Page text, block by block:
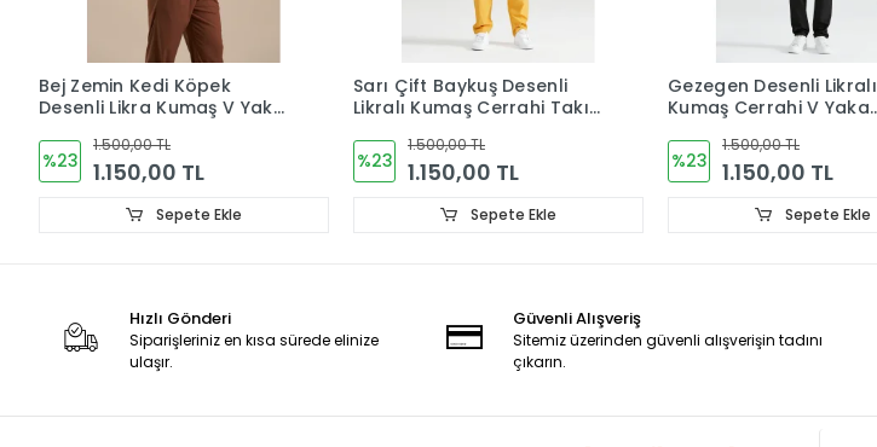
Bej Zemin Kedi Köpek
Desenli Likra Kumaş V Yaka
%23
1.500,00 TL
1.150,00 TL
Sepete Ekle
Sarı Çift Baykuş Desenli
Likralı Kumaş Cerrahi Takım
%23
1.500,00 TL
1.150,00 TL
Sepete Ekle
Gezegen Desenli Likralı
Kumaş Cerrahi V Yaka
%23
1.500,00 TL
1.150,00 TL
Sepete Ekle
Hızlı Gönderi
Siparişleriniz en kısa sürede elinize
ulaşır.
Güvenli Alışveriş
Sitemiz üzerinden güvenli alışverişin tadını
çıkarın.